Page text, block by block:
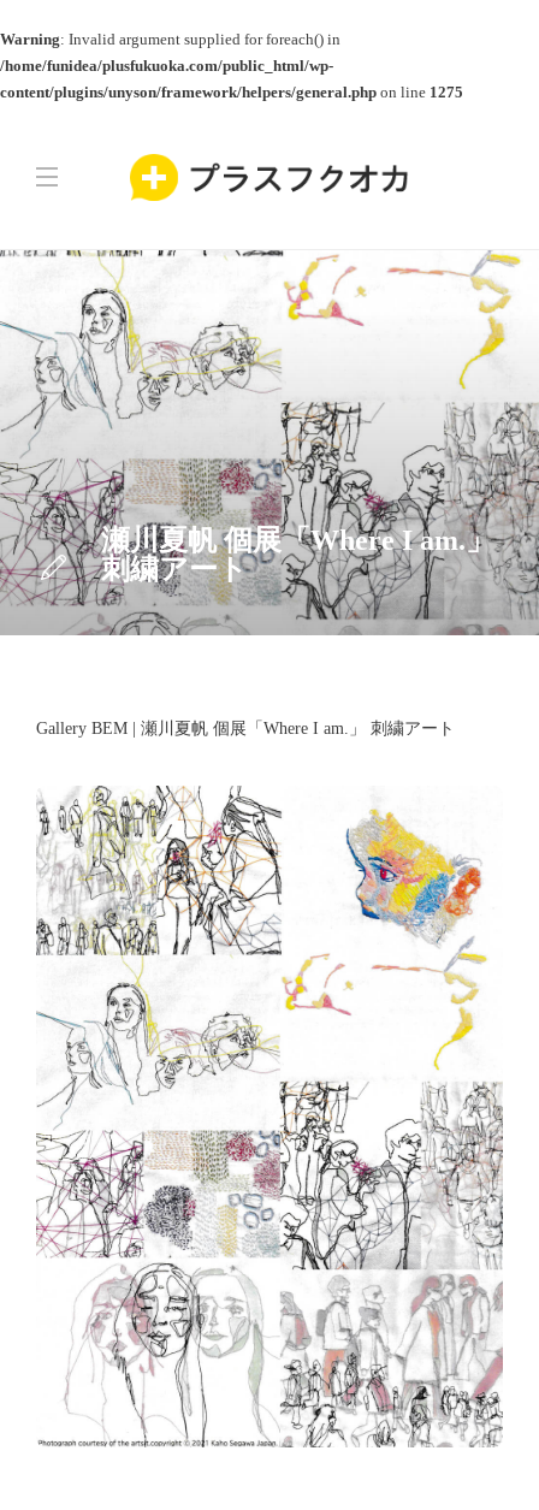
Warning: Invalid argument supplied for foreach() in
/home/funidea/plusfukuoka.com/public_html/wp-
content/plugins/unyson/framework/helpers/general.php on line 1275
瀬川夏帆 個展「Where I am.」
刺繍アート
Gallery BEM | 瀬川夏帆 個展「Where I am.」 刺繍アート